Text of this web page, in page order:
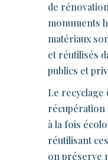
de
monuments
matériaux
et réutilisés
publics et
Le recyclage
récupération
à la fois
réutilisant
on préserve